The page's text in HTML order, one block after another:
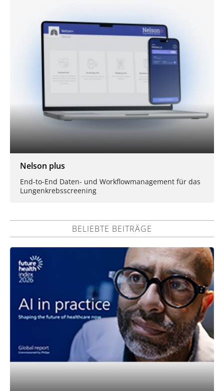
Nelson plus
End-to-End Daten- und Workflowmanagement für das
Lungenkrebsscreening
BELIEBTE BEITRÄGE